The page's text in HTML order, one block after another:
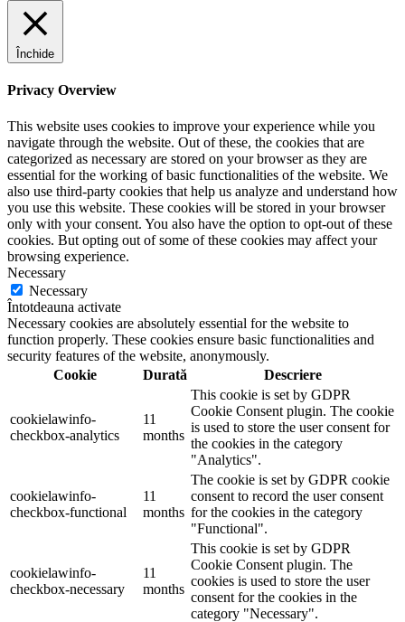
Închide
Privacy Overview
This website uses cookies to improve your experience while you
navigate through the website. Out of these, the cookies that are
categorized as necessary are stored on your browser as they are
essential for the working of basic functionalities of the website. We
also use third-party cookies that help us analyze and understand how
you use this website. These cookies will be stored in your browser
only with your consent. You also have the option to opt-out of these
cookies. But opting out of some of these cookies may affect your
browsing experience.
Necessary
Necessary
Întotdeauna activate
Necessary cookies are absolutely essential for the website to
function properly. These cookies ensure basic functionalities and
security features of the website, anonymously.
Cookie
Durată Descriere
cookielawinfo-
checkbox-analytics
11
months
This cookie is set by GDPR
Cookie Consent plugin. The cookie
is used to store the user consent for
the cookies in the category
"Analytics".
cookielawinfo-
checkbox-functional
11
months
The cookie is set by GDPR cookie
consent to record the user consent
for the cookies in the category
"Functional".
cookielawinfo-
checkbox-necessary
11
months
This cookie is set by GDPR
Cookie Consent plugin. The
cookies is used to store the user
consent for the cookies in the
category "Necessary".